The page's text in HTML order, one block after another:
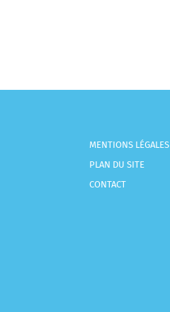
MENTIONS LÉGALES
PLAN DU SITE
CONTACT